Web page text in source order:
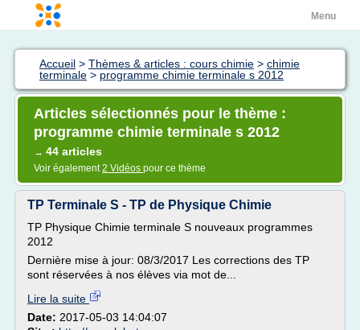
Menu
Accueil > Thèmes & articles : cours chimie > chimie
terminale > programme chimie terminale s 2012
Articles sélectionnés pour le thème :
programme chimie terminale s 2012
→ 44 articles
Voir également2 Vidéos pour ce thème
TP Terminale S - TP de Physique Chimie
TP Physique Chimie terminale S nouveaux programmes
2012
Dernière mise à jour: 08/3/2017 Les corrections des TP
sont réservées à nos élèves via mot de...
Lire la suite
Date: 2017-05-03 14:04:07